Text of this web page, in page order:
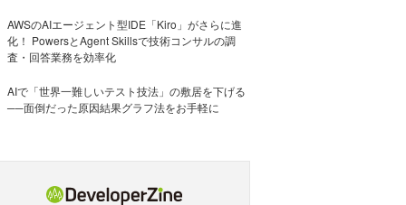
AWSのAIエージェント型IDE「Kiro」がさらに進
化！ PowersとAgent Skillsで技術コンサルの調
査・回答業務を効率化
AIで「世界一難しいテスト技法」の敷居を下げる
──面倒だった原因結果グラフ法をお手軽に